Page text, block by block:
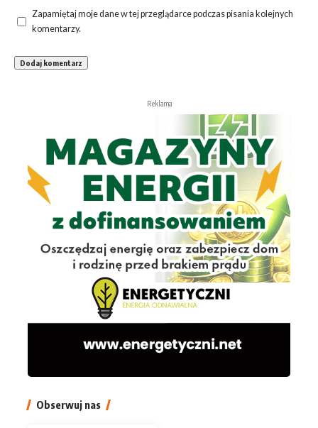
Zapamiętaj moje dane w tej przeglądarce podczas pisania kolejnych
komentarzy.
Reklama
Obserwuj nas